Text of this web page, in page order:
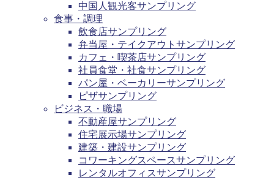
中国人観光客サンプリング
食事・調理
飲食店サンプリング
弁当屋・テイクアウトサンプリング
カフェ・喫茶店サンプリング
社員食堂・社食サンプリング
パン屋・ベーカリーサンプリング
ピザサンプリング
ビジネス・職場
不動産屋サンプリング
住宅展示場サンプリング
建築・建設サンプリング
コワーキングスペースサンプリング
レンタルオフィスサンプリング